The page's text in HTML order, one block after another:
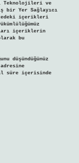
Teknolojileri ve
bir Yer Sağlayıcı
içerikleri
içeriklerin
bu
düşündüğünüz
süre içerisinde